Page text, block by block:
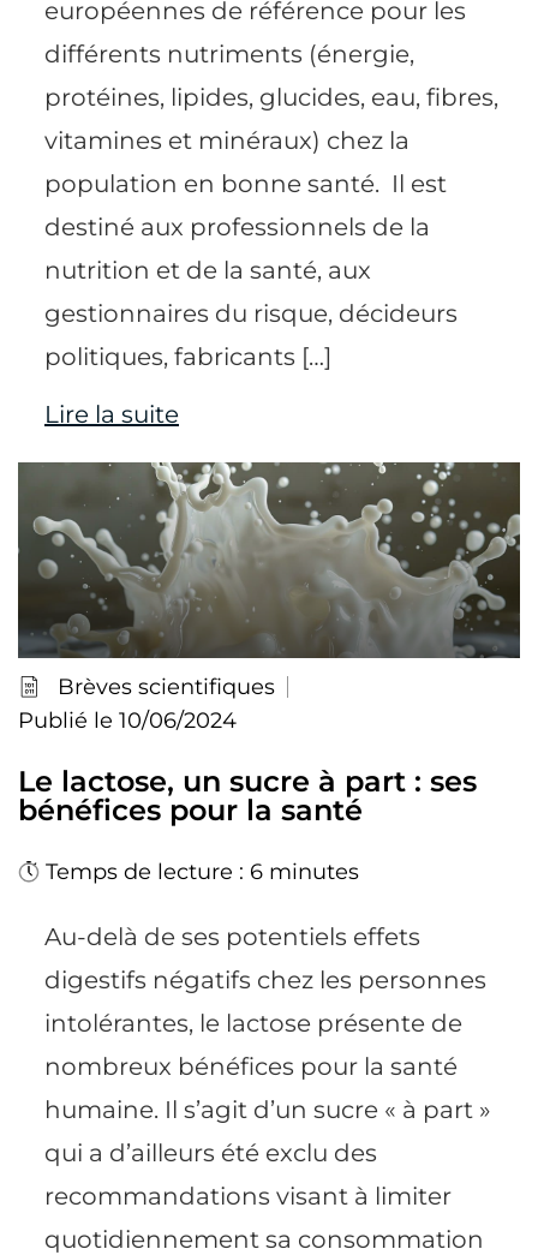
européennes de référence pour les
différents nutriments (énergie,
protéines, lipides, glucides, eau, fibres,
vitamines et minéraux) chez la
population en bonne santé. Il est
destiné aux professionnels de la
nutrition et de la santé, aux
gestionnaires du risque, décideurs
politiques, fabricants […]
Lire la suite
Brèves scientifiques
Publié le 10/06/2024
Le lactose, un sucre à part : ses
bénéfices pour la santé
Temps de lecture : 6 minutes
Au-delà de ses potentiels effets
digestifs négatifs chez les personnes
intolérantes, le lactose présente de
nombreux bénéfices pour la santé
humaine. Il s’agit d’un sucre « à part »
qui a d’ailleurs été exclu des
recommandations visant à limiter
quotidiennement sa consommation